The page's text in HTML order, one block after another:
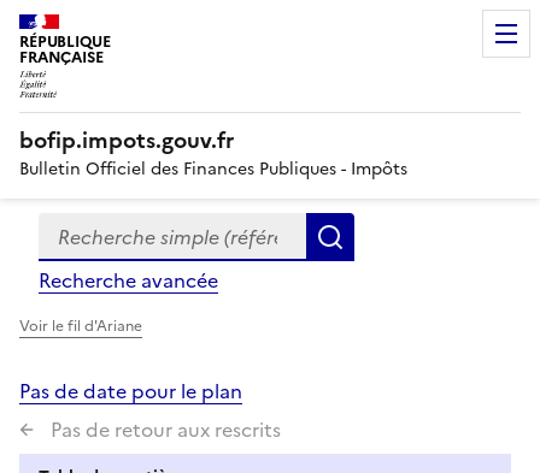
RÉPUBLIQUE
FRANÇAISE
bofip.impots.gouv.fr
Bulletin Officiel des Finances Publiques - Impôts
Formulaire
de
recherche
Recherche simple (références, mots clés, partie du
Recherche avancée
Voir le fil d'Ariane
Pas de date pour le plan
Pas de retour aux rescrits